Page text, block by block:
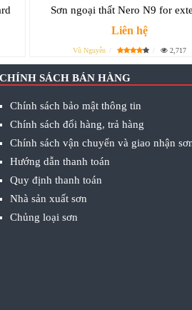
Sơn ngoại thất Nero N9 for
Liên hệ
Vũ Nguyễn 2,717
CHÍNH SÁCH BÁN HÀNG
Chính sách bảo mật thông tin
Chính sách đổi hàng, trả hàng
Chính sách vận chuyển và giao nhận
Hướng dẫn thanh toán
Quy định thanh toán
Nhà sản xuất sơn
Chủng loại sơn